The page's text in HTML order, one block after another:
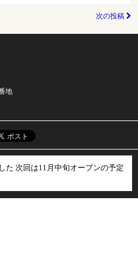
次の投稿
地
た 次回は11月中旬オープンの予定